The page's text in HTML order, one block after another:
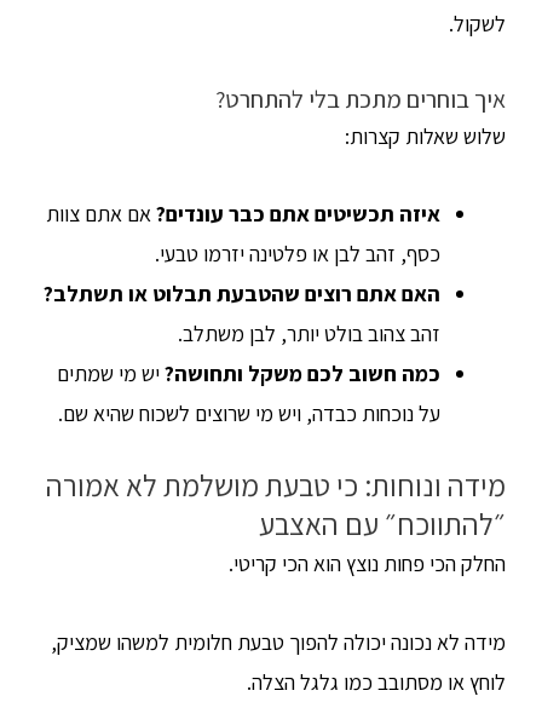
לשקול.
איך בוחרים מתכת בלי להתחרט?
שלוש שאלות קצרות:
איזה תכשיטים אתם כבר עונדים?אם אתם צוות
כסף, זהב לבן או פלטינה יזרמו טבעי.
האם אתם רוצים שהטבעת תבלוט או תשתלב?
זהב צהוב בולט יותר, לבן משתלב.
כמה חשוב לכם משקל ותחושה?יש מי שמתים
על נוכחות כבדה, ויש מי שרוצים לשכוח שהיא שם.
מידה ונוחות: כי טבעת מושלמת לא אמורה
״להתווכח״ עם האצבע
החלק הכי פחות נוצץ הוא הכי קריטי.
מידה לא נכונה יכולה להפוך טבעת חלומית למשהו שמציק,
לוחץ או מסתובב כמו גלגל הצלה.